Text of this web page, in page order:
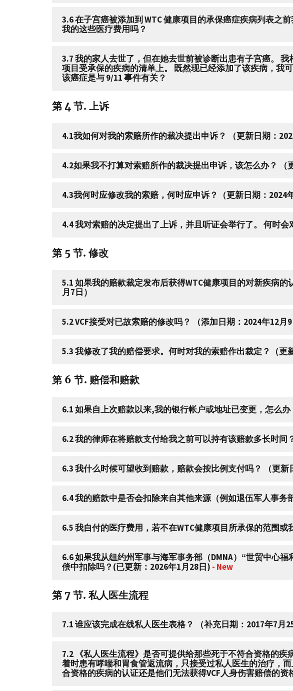
3.6 在子宫癌被添加到 WTC 健康项目的承保癌症疾病列表之
我的这些医疗费用吗？
3.7 我的家人去世了，但在她去世前被诊断出患有子宫癌。
项目受承保的疾病的清单上。 既然现已经添加了该疾病，我
该癌症是与 9/11 事件有关？
第 4 节. 上诉
4.1我如何对我的索赔所作的裁决提出申诉？ （更新日期：
4.2如果我不打算对索赔所作的裁决提出申诉，该怎么办？ （
4.3我何时应修改我的索赔，何时应申诉？（更新日期：2024
4.4 我对索赔的决定提出了上诉，并且听证会举行了。 何时
第 5 节. 修改
5.1 如果我的赔款裁定发布后获得WTC健康项目的对新疾病
月7日）
5.2 VCF接受对已故索赔的修改吗？ （添加日期：2024年
5.3 我修改了我的赔偿要求。何时对我的索赔作出裁定？（更
第 6 节. 赔偿和赔款
6.1 如果自上次赔款以来,我的银行帐户或地址已变更，怎么办
6.2 我的律师在将赔款支付给我之前可以持有该赔款多长时间
6.3 我什么时候可望收到赔款，赔款会按比例支付吗？ （更新
6.4 我的赔款中是否会扣除来自其他来源（例如退伍军人事务
6.5 我自付的医疗费用，若不在WTC健康项目所承保的范围
6.6 如果我从纽约州军事与海军事务部（DMNA）“世贸中心福利项目”（WTC BP）领取 世贸中心发放
偿中扣除吗？(已更新：2026年1月28日) - New
第 7 节. 私人医生流程
7.1 谁应该完成在线私人医生表格？ （补充日期：2017年7月25
7.2 《私人医生流程》是否可提供给那些死于不符合资格的
着时患有哮喘和胃食管返流病，只接受过私人医生的治疗，